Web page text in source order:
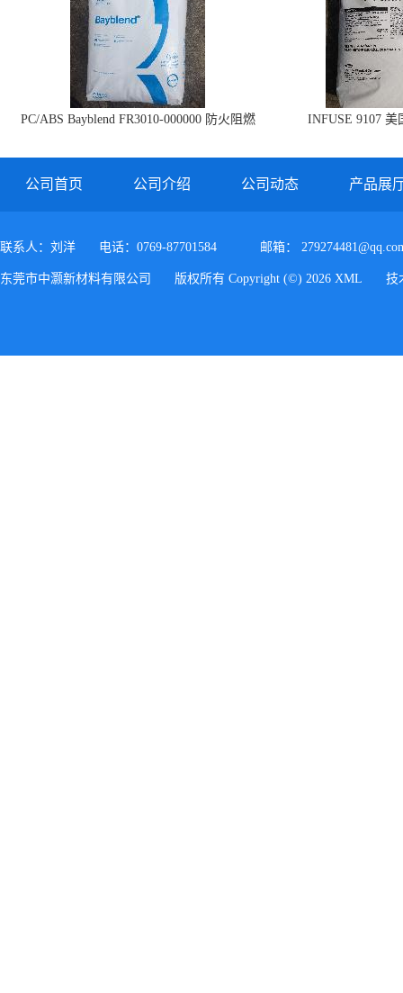
PC/ABS Bayblend FR3010-000000 防火阻燃
INFUSE 9107 美
公司首页 公司介绍 公司动态 产品展
联系人：刘洋 电话：0769-87701584 邮箱：
东莞市中灏新材料有限公司 版权所有 Copyright (©) 2026 XML 技